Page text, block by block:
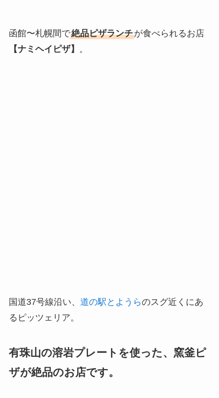
函館〜札幌間で絶品ピザランチが食べられるお店
【ナミヘイピザ】 。
国道37号線沿い、 道の駅とようらのスグ近くにあ
るピッツェリア。
有珠山の溶岩プレートを使った、窯釜ピ
ザが絶品のお店です。